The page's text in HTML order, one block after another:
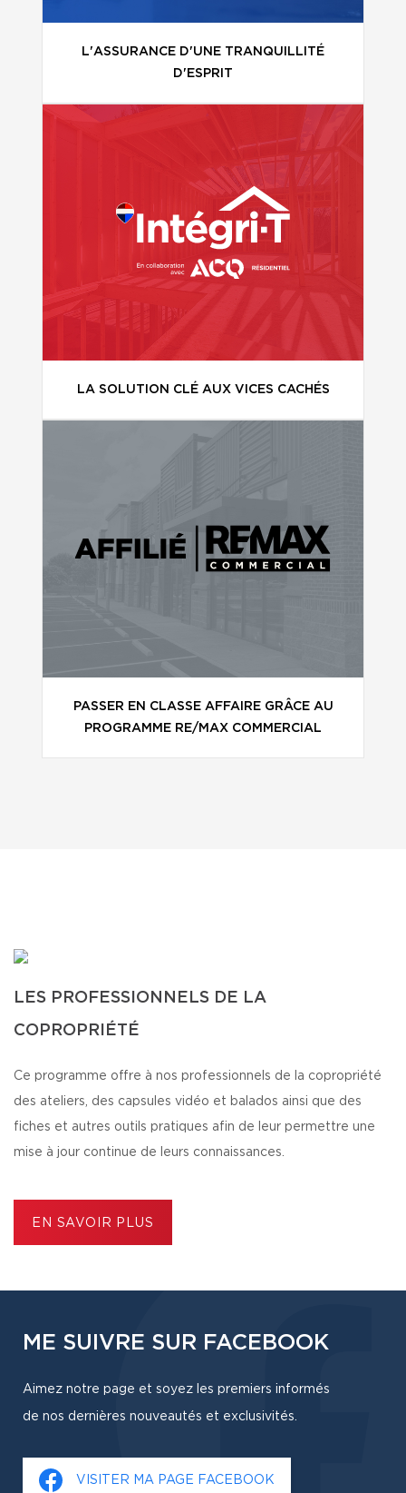
L'ASSURANCE D'UNE TRANQUILLITÉ
D'ESPRIT
LA SOLUTION CLÉ AUX VICES CACHÉS
PASSER EN CLASSE AFFAIRE GRÂCE AU
PROGRAMME RE/MAX COMMERCIAL
LES PROFESSIONNELS DE LA
COPROPRIÉTÉ
Ce programme offre à nos professionnels de la copropriété
des ateliers, des capsules vidéo et balados ainsi que des
fiches et autres outils pratiques afin de leur permettre une
mise à jour continue de leurs connaissances.
EN SAVOIR PLUS
ME SUIVRE SUR FACEBOOK
Aimez notre page et soyez les premiers informés
de nos dernières nouveautés et exclusivités.
VISITER MA PAGE FACEBOOK